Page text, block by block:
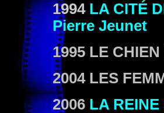
1994 LA CITÉ
Pierre Jeunet
1995 LE CHIEN
2004 LES
2006 LA REINE